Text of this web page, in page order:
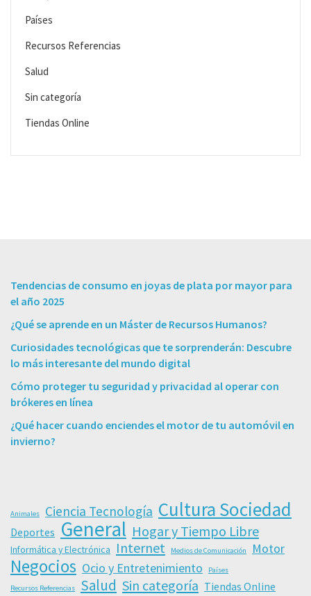
Países
Recursos Referencias
Salud
Sin categoría
Tiendas Online
Tendencias de consumo en joyas de plata por mayor para
el año 2025
¿Qué se aprende en un Máster de Recursos Humanos?
Curiosidades tecnológicas que te sorprenderán: Descubre
lo más interesante del mundo digital
Cómo proteger tu seguridad y privacidad al operar con
brókeres en línea
¿Qué hacer cuando enciendes el motor de tu automóvil en
invierno?
Animales Ciencia Tecnología Cultura Sociedad
Deportes General Hogar y Tiempo Libre
Informática y Electrónica Internet Medios de Comunicación Motor
Negocios Ocio y Entretenimiento
Países
Recursos Referencias
Salud Sin categoría Tiendas Online